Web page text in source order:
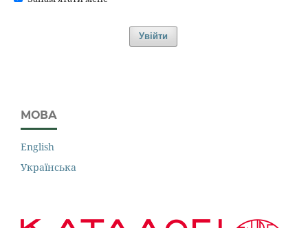
Увійти
МОВА
English
Українська